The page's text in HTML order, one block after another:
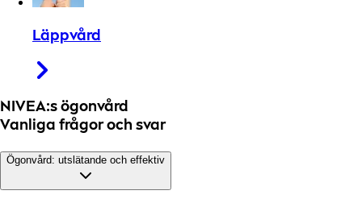
Läppvård
NIVEA:s ögonvård
Vanliga frågor och svar
Ögonvård: utslätande och effektiv